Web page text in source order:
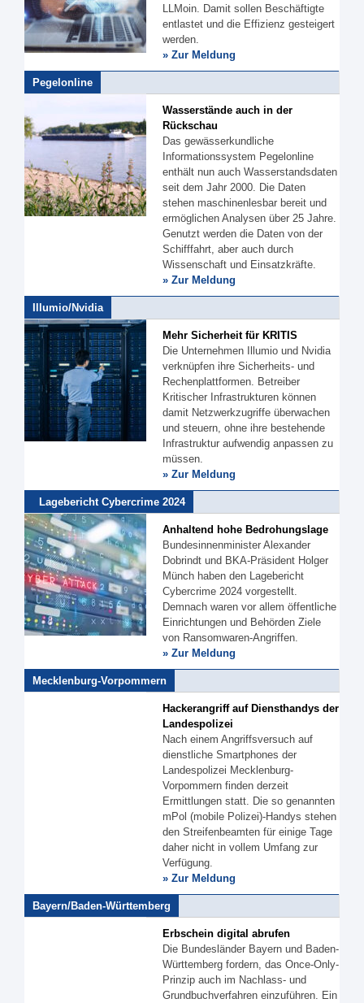
LLMoin. Damit sollen Beschäftigte
entlastet und die Effizienz gesteigert
werden.
» Zur Meldung
Pegelonline
Wasserstände auch in der
Rückschau
Das gewässerkundliche
Informationssystem Pegelonline
enthält nun auch Wasserstandsdaten
seit dem Jahr 2000. Die Daten
stehen maschinenlesbar bereit und
ermöglichen Analysen über 25 Jahre.
Genutzt werden die Daten von der
Schifffahrt, aber auch durch
Wissenschaft und Einsatzkräfte.
» Zur Meldung
Illumio/Nvidia
Mehr Sicherheit für KRITIS
Die Unternehmen Illumio und Nvidia
verknüpfen ihre Sicherheits- und
Rechenplattformen. Betreiber
Kritischer Infrastrukturen können
damit Netzwerkzugriffe überwachen
und steuern, ohne ihre bestehende
Infrastruktur aufwendig anpassen zu
müssen.
» Zur Meldung
Lagebericht Cybercrime 2024
Anhaltend hohe Bedrohungslage
Bundesinnenminister Alexander
Dobrindt und BKA-Präsident Holger
Münch haben den Lagebericht
Cybercrime 2024 vorgestellt.
Demnach waren vor allem öffentliche
Einrichtungen und Behörden Ziele
von Ransomwaren-Angriffen.
» Zur Meldung
Mecklenburg-Vorpommern
Hackerangriff auf Diensthandys der
Landespolizei
Nach einem Angriffsversuch auf
dienstliche Smartphones der
Landespolizei Mecklenburg-
Vorpommern finden derzeit
Ermittlungen statt. Die so genannten
mPol (mobile Polizei)-Handys stehen
den Streifenbeamten für einige Tage
daher nicht in vollem Umfang zur
Verfügung.
» Zur Meldung
Bayern/Baden-Württemberg
Erbschein digital abrufen
Die Bundesländer Bayern und Baden-
Württemberg fordern, das Once-Only-
Prinzip auch im Nachlass- und
Grundbuchverfahren einzuführen. Ein